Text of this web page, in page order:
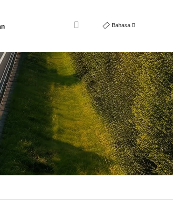
Bahasa